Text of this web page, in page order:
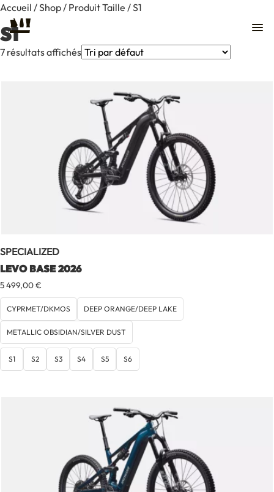
Contact
Accueil /Shop/ Produit Taille / S1
S1
7 résultats affichés
SPECIALIZED
LEVO BASE 2026
5 499,00€
CYPRMET/DKMOS DEEP ORANGE/DEEP LAKE
METALLIC OBSIDIAN/SILVER DUST
S1 S2 S3 S4 S5 S6